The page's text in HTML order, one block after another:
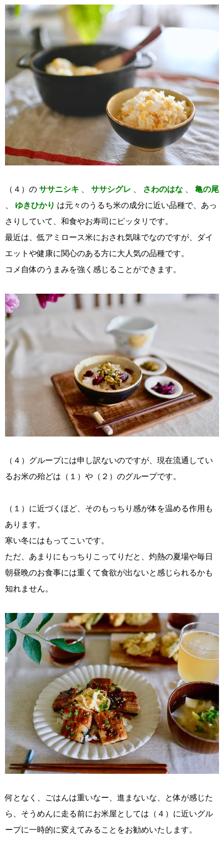
（４）の ササニシキ ササシグレ さわのはな
亀の尾
ゆきひかり は元々のうるち米の成分に近い品種で、あっ
さりしていて、和食やお寿司にピッタリです。
最近は、低アミロース米におされ気味でなのですが、ダイ
エットや健康に関心のある方に大人気の品種です。
コメ自体のうまみを強く感じることができます。
（４）グループには申し訳ないのですが、現在流通してい
るお米の殆どは（１）や（２）のグループです。
（１）に近づくほど、そのもっちり感が体を温める作用も
あります。
寒い冬にはもってこいです。
ただ、あまりにもっちりこってりだと、灼熱の夏場や毎日
朝昼晩のお食事には重くて食欲が出ないと感じられるかも
知れません。
何となく、ごはんは重いなー、進まないな、と体が感じた
ら、そうめんに走る前にお米屋としては（４）に近いグル
ープに一時的に変えてみることをお勧めいたします。